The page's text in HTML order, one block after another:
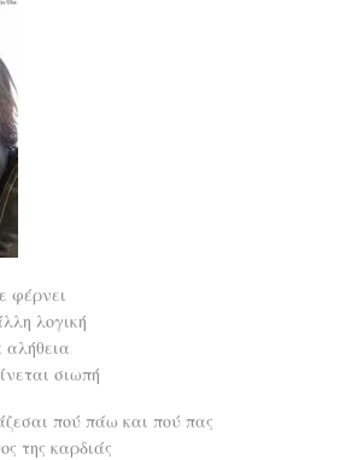
φέρνει
λογική
αλήθεια
σιωπή
πού πάω και πού πας
της καρδιάς